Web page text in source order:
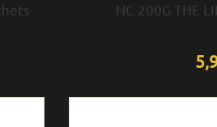
NC 200G THE